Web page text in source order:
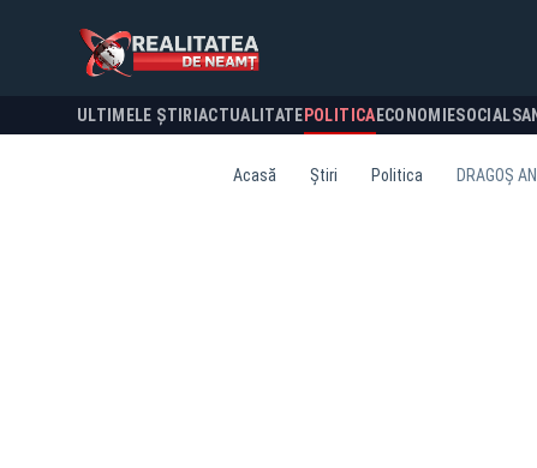
ULTIMELE ȘTIRI ACTUALITATE POLITICA ECONOMIESOCIAL
Acasă Știri Politica DRAGOȘ